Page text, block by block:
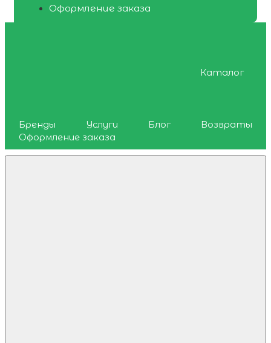
Оформление заказа
Каталог
Бренды Услуги Блог
Возвраты
Оформление заказа